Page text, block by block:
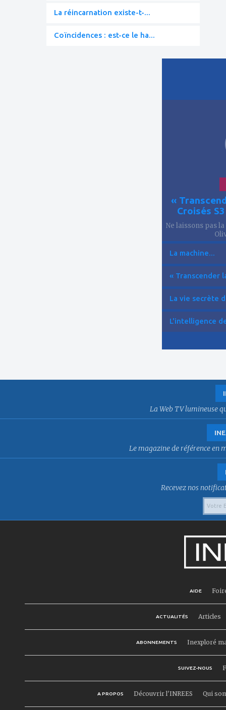
La réincarnation existe-t-...
Coïncidences : est-ce le ha...
«
Croisés
Ne laissons pas
La machine...
« Transcender
La vie secrète
L'intelligence
La Web TV lumineuse
Le magazine de référence en
Recevez nos
AIDE
ACTUALITÉS Articles
ABONNEMENTS Inexploré
SUIVEZ-NOUS
A PROPOS Découvrir l'INREES Qui